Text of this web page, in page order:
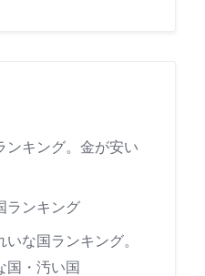
ンキング。金が安い
ランキング
な国ランキング。
国・汚い国